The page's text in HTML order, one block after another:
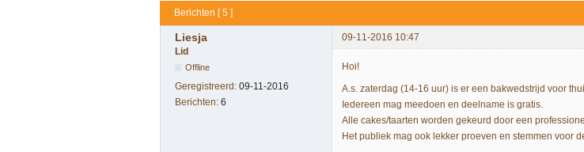
Berichten [ 5 ]
Liesja
09-11-2016 10:47
Lid
Offline
Geregistreerd: 09-11-2016
Berichten: 6
Hoi!
A.s. zaterdag (14-16 uur) is er een bakwedstrijd voor
Iedereen mag meedoen en deelname is gratis.
Alle cakes/taarten worden gekeurd door een
Het publiek mag ook lekker proeven en stemmen voor